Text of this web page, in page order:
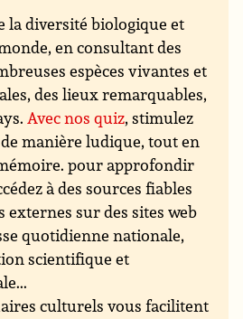
la diversité biologique et
en consultant des
espèces vivantes et
des lieux remarquables,
Avec nos quiz, stimulez
manière ludique, tout en
pour approfondir
à des sources fiables
externes sur des sites web
quotidienne nationale,
scientifique et
culturels vous facilitent